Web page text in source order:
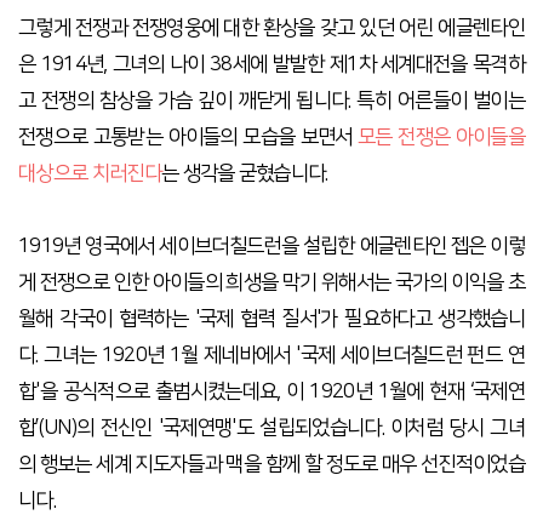
그렇게 전쟁과 전쟁영웅에 대한 환상을 갖고 있던 어린 에글렌타인
은 1914년, 그녀의 나이 38세에 발발한 제1차 세계대전을 목격하
고 전쟁의 참상을 가슴 깊이 깨닫게 됩니다. 특히 어른들이 벌이는
전쟁으로 고통받는 아이들의 모습을 보면서모든 전쟁은 아이들을
대상으로 치러진다는 생각을 굳혔습니다.
1919년 영국에서 세이브더칠드런을 설립한 에글렌타인 젭은 이렇
게 전쟁으로 인한 아이들의 희생을 막기 위해서는 국가의 이익을 초
월해 각국이 협력하는 '국제 협력 질서'가 필요하다고 생각했습니
다. 그녀는 1920년 1월 제네바에서 '국제 세이브더칠드런 펀드 연
합'을 공식적으로 출범시켰는데요, 이 1920년 1월에 현재 ‘국제연
합’(UN)의 전신인 '국제연맹'도 설립되었습니다. 이처럼 당시 그녀
의 행보는 세계 지도자들과 맥을 함께 할 정도로 매우 선진적이었습
니다.